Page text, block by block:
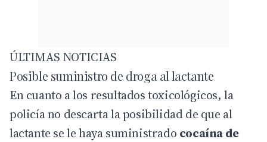
ÚLTIMAS NOTICIAS
Posible suministro de droga al lactante
En cuanto a los resultados toxicológicos, la
policía no descarta la posibilidad de que al
lactante se le haya suministrado cocaína de